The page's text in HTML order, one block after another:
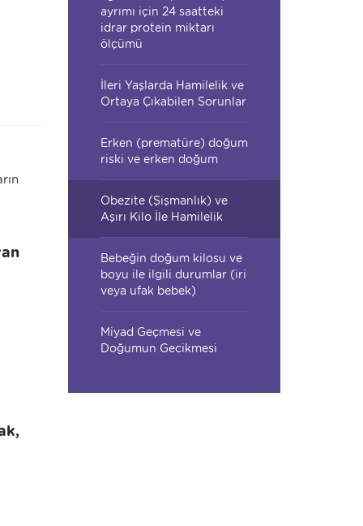
ayrımı için 24 saatteki
idrar protein miktarı
ölçümü
İleri Yaşlarda Hamilelik ve
Ortaya Çıkabilen Sorunlar
Erken (prematüre) doğum
riski ve erken doğum
Obezite (Şişmanlık) ve
Aşırı Kilo İle Hamilelik
Bebeğin doğum kilosu ve
boyu ile ilgili durumlar (iri
veya ufak bebek)
Miyad Geçmesi ve
Doğumun Gecikmesi